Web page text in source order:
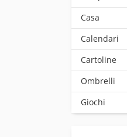
Casa
Calendari
Cartoline
Ombrelli
Giochi